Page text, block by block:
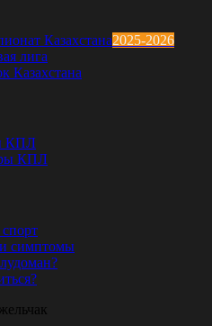
Казахстана2025-2026
лига
Казахстана
КПЛ
КПЛ
симптомы